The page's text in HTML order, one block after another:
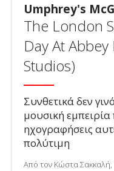
Umphrey's
The London
Day At Abbey
Studios)
Συνθετικά δεν
μουσική
ηχογραφήσεις
πολύτιμη
Από τον Κώστα Σακκαλή,